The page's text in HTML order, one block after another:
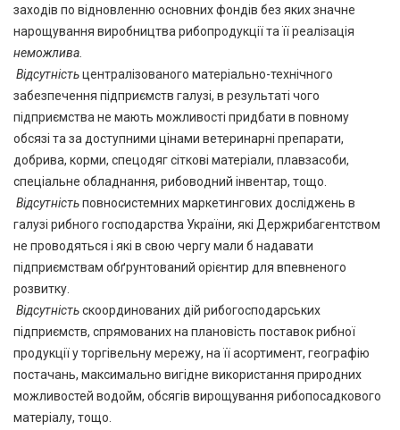
заходів по відновленню основних фондів без яких значне
нарощування виробництва рибопродукції та її реалізація
неможлива.
Відсутністьцентралізованого матеріально-технічного
забезпечення підприємств галузі, в результаті чого
підприємства не мають можливості придбати в повному
обсязі та за доступними цінами ветеринарні препарати,
добрива, корми, спецодяг сіткові матеріали, плавзасоби,
спеціальне обладнання, рибоводний інвентар, тощо.
Відсутністьповносистемних маркетингових досліджень в
галузі рибного господарства України, які Держрибагентством
не проводяться і які в свою чергу мали б надавати
підприємствам обґрунтований орієнтир для впевненого
розвитку.
Відсутністьскоординованих дій рибогосподарських
підприємств, спрямованих на плановість поставок рибної
продукції у торгівельну мережу, на її асортимент, географію
постачань, максимально вигідне використання природних
можливостей водойм, обсягів вирощування рибопосадкового
матеріалу, тощо.